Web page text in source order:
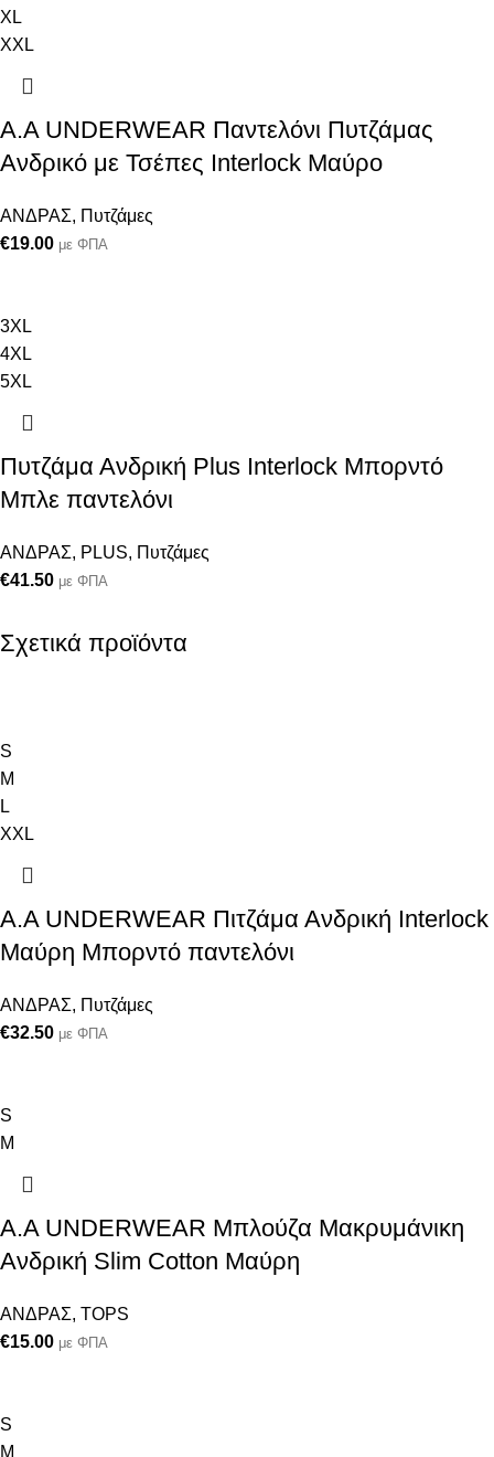
XL
XXL
A.A UNDERWEAR Παντελόνι Πυτζάμας
Ανδρικό με Τσέπες Interlock Μαύρο
ΑΝΔΡΑΣ, Πυτζάμες
€19.00 με ΦΠΑ
3XL
4XL
5XL
Πυτζάμα Ανδρική Plus Interlock Μπορντό
Μπλε παντελόνι
ΑΝΔΡΑΣ, PLUS, Πυτζάμες
€41.50 με ΦΠΑ
Σχετικά προϊόντα
S
M
L
XXL
Α.A UNDERWEAR Πιτζάμα Ανδρική Interlock
Μαύρη Μπορντό παντελόνι
ΑΝΔΡΑΣ, Πυτζάμες
€32.50 με ΦΠΑ
S
M
A.A UNDERWEAR Μπλούζα Μακρυμάνικη
Ανδρική Slim Cotton Μαύρη
ΑΝΔΡΑΣ, TOPS
€15.00 με ΦΠΑ
S
M